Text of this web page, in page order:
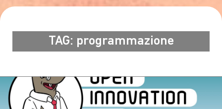
Oggi c’è ancora chi
programmazione